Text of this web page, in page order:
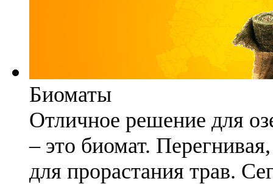
Биоматы
Отличное решение для
– это биомат.
для прорастания трав.